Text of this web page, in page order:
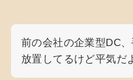
前の会社の企業型DC
放置してるけど平気だ